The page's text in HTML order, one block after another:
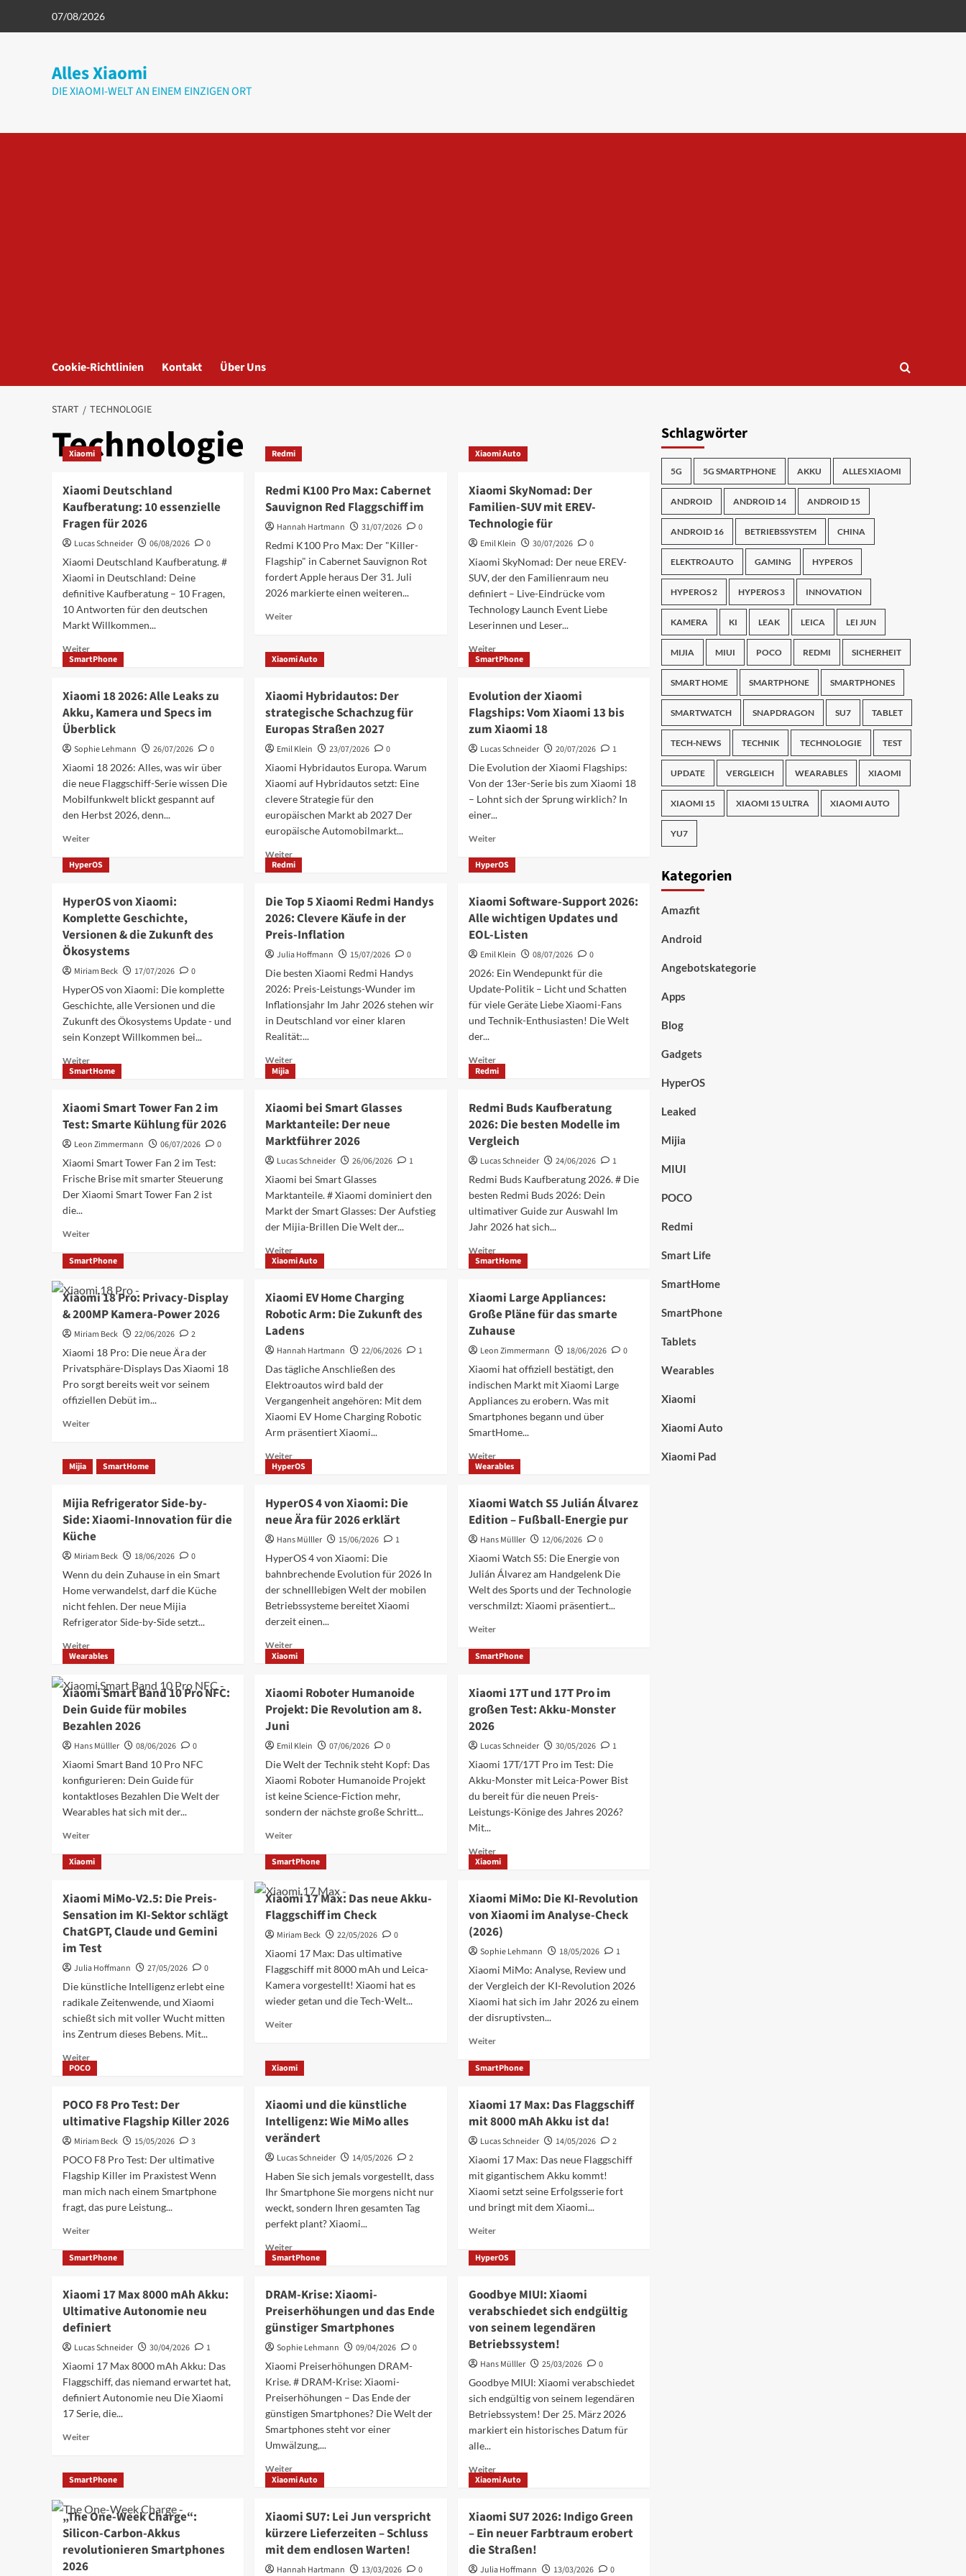
07/08/2026
Alles Xiaomi
DIE XIAOMI-WELT AN EINEM EINZIGEN ORT
Cookie-Richtlinien Kontakt Über Uns
START TECHNOLOGIE
Technologie
Xiaomi
Xiaomi Deutschland
Kaufberatung: 10 essenzielle
Fragen für 2026
Lucas Schneider 06/08/2026
0
Xiaomi Deutschland Kaufberatung. #
Xiaomi in Deutschland: Deine
definitive Kaufberatung – 10 Fragen,
10 Antworten für den deutschen
Markt Willkommen...
WeiterMehr
Informationen
Deutschland
Kaufberatung:
10
für
2026
Redmi
Redmi K100 Pro Max: Cabernet
Sauvignon Red Flaggschiff im
Hannah Hartmann 31/07/2026
0
Redmi K100 Pro Max: Der "Killer-
Flagship" in Cabernet Sauvignon Rot
fordert Apple heraus Der 31. Juli
2026 markierte einen weiteren...
WeiterMehr
Redmi
K100
Max:
Cabernet
Sauvignon
Red
Flaggschiff
im
Xiaomi Auto
Xiaomi SkyNomad: Der
Familien-SUV mit EREV-
Technologie für
Emil Klein 30/07/2026
0
Xiaomi SkyNomad: Der neue EREV-
SUV, der den Familienraum neu
definiert – Live-Eindrücke vom
Technology Launch Event Liebe
Leserinnen und Leser...
WeiterMehr
Informationen
SkyNomad:
Der
Familien-
EREV-
Technologie
für
SmartPhone
Xiaomi 18 2026: Alle Leaks zu
Akku, Kamera und Specs im
Überblick
Sophie Lehmann 26/07/2026
0
Xiaomi 18 2026: Alles, was wir über
die neue Flaggschiff-Serie wissen Die
Mobilfunkwelt blickt gespannt auf
den Herbst 2026, denn...
WeiterMehr
über
2026:
Alle
Leaks
Akku,
Kamera
und
Specs
Überblick
Xiaomi Auto
Xiaomi Hybridautos: Der
strategische Schachzug für
Europas Straßen 2027
Emil Klein 23/07/2026
0
Xiaomi Hybridautos Europa. Warum
Xiaomi auf Hybridautos setzt: Eine
clevere Strategie für den
europäischen Markt ab 2027 Der
europäische Automobilmarkt...
WeiterMehr
Informationen
Hybridautos:
Der
strategische
Europas
Straßen
2027
SmartPhone
Evolution der Xiaomi
Flagships: Vom Xiaomi 13 bis
zum Xiaomi 18
Lucas Schneider 20/07/2026
1
Die Evolution der Xiaomi Flagships:
Von der 13er-Serie bis zum Xiaomi 18
– Lohnt sich der Sprung wirklich? In
einer...
WeiterMehr
über
Xiaomi
Flagships:
Vom
13
bis
zum
Xiaomi
HyperOS
HyperOS von Xiaomi:
Komplette Geschichte,
Versionen & die Zukunft des
Ökosystems
Miriam Beck 17/07/2026
0
HyperOS von Xiaomi: Die komplette
Geschichte, alle Versionen und die
Zukunft des Ökosystems Update - und
sein Konzept Willkommen bei...
WeiterMehr
Informationen
von
Xiaomi:
Komplette
Versionen
&
die
Ökosystems
Redmi
Die Top 5 Xiaomi Redmi Handys
2026: Clevere Käufe in der
Preis-Inflation
Julia Hoffmann 15/07/2026
0
Die besten Xiaomi Redmi Handys
2026: Preis-Leistungs-Wunder im
Inflationsjahr Im Jahr 2026 stehen wir
in Deutschland vor einer klaren
Realität:...
WeiterMehr
Top
5
Xiaomi
Handys
2026:
Clevere
Käufe
in
der
Preis-
Inflation
HyperOS
Xiaomi Software-Support 2026:
Alle wichtigen Updates und
EOL-Listen
Emil Klein 08/07/2026
0
2026: Ein Wendepunkt für die
Update-Politik – Licht und Schatten
für viele Geräte Liebe Xiaomi-Fans
und Technik-Enthusiasten! Die Welt
der...
WeiterMehr
Informationen
Software-
Support
2026:
wichtigen
Updates
und
EOL-
Listen
SmartHome
Xiaomi Smart Tower Fan 2 im
Test: Smarte Kühlung für 2026
Leon Zimmermann 06/07/2026
0
Xiaomi Smart Tower Fan 2 im Test:
Frische Brise mit smarter Steuerung
Der Xiaomi Smart Tower Fan 2 ist
die...
WeiterMehr
über
Smart
Tower
Fan
Test:
Smarte
Kühlung
für
Mijia
Xiaomi bei Smart Glasses
Marktanteile: Der neue
Marktführer 2026
Lucas Schneider 26/06/2026
1
Xiaomi bei Smart Glasses
Marktanteile. # Xiaomi dominiert den
Markt der Smart Glasses: Der Aufstieg
der Mijia-Brillen Die Welt der...
WeiterMehr
Informationen
bei
Smart
Glasses
neue
Marktführer
2026
Redmi
Redmi Buds Kaufberatung
2026: Die besten Modelle im
Vergleich
Lucas Schneider 24/06/2026
1
Redmi Buds Kaufberatung 2026. # Die
besten Redmi Buds 2026: Dein
ultimativer Guide zur Auswahl Im
Jahr 2026 hat sich...
WeiterMehr
Informationen
Buds
Kaufberatung
2026:
Modelle
im
Vergleich
SmartPhone
Xiaomi 18 Pro: Privacy-Display
& 200MP Kamera-Power 2026
Miriam Beck 22/06/2026
2
Xiaomi 18 Pro: Die neue Ära der
Privatsphäre-Displays Das Xiaomi 18
Pro sorgt bereits weit vor seinem
offiziellen Debüt im...
WeiterMehr
Xiaomi
18
Privacy-
Display
200MP
Kamera-
Power
Xiaomi Auto
Xiaomi EV Home Charging
Robotic Arm: Die Zukunft des
Ladens
Hannah Hartmann 22/06/2026
1
Das tägliche Anschließen des
Elektroautos wird bald der
Vergangenheit angehören: Mit dem
Xiaomi EV Home Charging Robotic
Arm präsentiert Xiaomi...
WeiterMehr
Informationen
EV
Home
Charging
Arm:
Die
Zukunft
des
Ladens
SmartHome
Xiaomi Large Appliances:
Große Pläne für das smarte
Zuhause
Leon Zimmermann 18/06/2026
0
Xiaomi hat offiziell bestätigt, den
indischen Markt mit Xiaomi Large
Appliances zu erobern. Was mit
Smartphones begann und über
SmartHome...
WeiterMehr
Informationen
Large
Appliances:
Große
für
das
smarte
Zuhause
Mijia SmartHome
Mijia Refrigerator Side-by-
Side: Xiaomi-Innovation für die
Küche
Miriam Beck 18/06/2026
0
Wenn du dein Zuhause in ein Smart
Home verwandelst, darf die Küche
nicht fehlen. Der neue Mijia
Refrigerator Side-by-Side setzt...
WeiterMehr
Informationen
Mijia
Refrigerator
Side-
by-
Innovation
für
die
Küche
HyperOS
HyperOS 4 von Xiaomi: Die
neue Ära für 2026 erklärt
Hans Mülller 15/06/2026
1
HyperOS 4 von Xiaomi: Die
bahnbrechende Evolution für 2026 In
der schnelllebigen Welt der mobilen
Betriebssysteme bereitet Xiaomi
derzeit einen...
WeiterMehr
Informationen
4
von
neue
Ära
für
2026
erklärt
Wearables
Xiaomi Watch S5 Julián Álvarez
Edition – Fußball-Energie pur
Hans Mülller 12/06/2026
0
Xiaomi Watch S5: Die Energie von
Julián Álvarez am Handgelenk Die
Welt des Sports und der Technologie
verschmilzt: Xiaomi präsentiert...
WeiterMehr
über
S5
Julián
–
Fußball-
Energie
pur
Wearables
Xiaomi Smart Band 10 Pro NFC:
Dein Guide für mobiles
Bezahlen 2026
Hans Mülller 08/06/2026
0
Xiaomi Smart Band 10 Pro NFC
konfigurieren: Dein Guide für
kontaktloses Bezahlen Die Welt der
Wearables hat sich mit der...
WeiterMehr
über
Band
10
Pro
NFC:
Dein
Guide
für
mobiles
2026
Xiaomi
Xiaomi Roboter Humanoide
Projekt: Die Revolution am 8.
Juni
Emil Klein 07/06/2026
0
Die Welt der Technik steht Kopf: Das
Xiaomi Roboter Humanoide Projekt
ist keine Science-Fiction mehr,
sondern der nächste große Schritt...
WeiterMehr
über
Roboter
Humanoide
Projekt:
am
8.
Juni
SmartPhone
Xiaomi 17T und 17T Pro im
großen Test: Akku-Monster
2026
Lucas Schneider 30/05/2026
1
Xiaomi 17T/17T Pro im Test: Die
Akku-Monster mit Leica-Power Bist
du bereit für die neuen Preis-
Leistungs-Könige des Jahres 2026?
Mit...
WeiterMehr
Informationen
17T
und
17T
großen
Test:
Akku-
Monster
Xiaomi
Xiaomi MiMo-V2.5: Die Preis-
Sensation im KI-Sektor schlägt
ChatGPT, Claude und Gemini
im Test
Julia Hoffmann 27/05/2026
0
Die künstliche Intelligenz erlebt eine
radikale Zeitenwende, und Xiaomi
schießt sich mit voller Wucht mitten
ins Zentrum dieses Bebens. Mit...
WeiterMehr
Informationen
MiMo-
V2.5:
Die
Sensation
im
KI-
Sektor
ChatGPT,
und
im
Test
SmartPhone
Xiaomi 17 Max: Das neue Akku-
Flaggschiff im Check
Miriam Beck 22/05/2026
0
Xiaomi 17 Max: Das ultimative
Flaggschiff mit 8000 mAh und Leica-
Kamera vorgestellt! Xiaomi hat es
wieder getan und die Tech-Welt...
WeiterMehr
Xiaomi
17
Das
neue
Akku-
Flaggschiff
im
Check
Xiaomi
Xiaomi MiMo: Die KI-Revolution
von Xiaomi im Analyse-Check
(2026)
Sophie Lehmann 18/05/2026
1
Xiaomi MiMo: Analyse, Review und
der Vergleich der KI-Revolution 2026
Xiaomi hat sich im Jahr 2026 zu einem
der disruptivsten...
WeiterMehr
über
Die
KI-
Xiaomi
im
Analyse-
Check
POCO
POCO F8 Pro Test: Der
ultimative Flagship Killer 2026
Miriam Beck 15/05/2026
3
POCO F8 Pro Test: Der ultimative
Flagship Killer im Praxistest Wenn
man mich nach einem Smartphone
fragt, das pure Leistung...
WeiterMehr
über
Pro
Test:
Der
Flagship
Killer
2026
Xiaomi
Xiaomi und die künstliche
Intelligenz: Wie MiMo alles
verändert
Lucas Schneider 14/05/2026
2
Haben Sie sich jemals vorgestellt, dass
Ihr Smartphone Sie morgens nicht nur
weckt, sondern Ihren gesamten Tag
perfekt plant? Xiaomi...
WeiterMehr
Informationen
und
die
künstliche
MiMo
alles
verändert
SmartPhone
Xiaomi 17 Max: Das Flaggschiff
mit 8000 mAh Akku ist da!
Lucas Schneider 14/05/2026
2
Xiaomi 17 Max: Das neue Flaggschiff
mit gigantischem Akku kommt!
Xiaomi setzt seine Erfolgsserie fort
und bringt mit dem Xiaomi...
WeiterMehr
über
Max:
Das
Flaggschiff
mit
8000
mAh
Akku
ist
da!
SmartPhone
Xiaomi 17 Max 8000 mAh Akku:
Ultimative Autonomie neu
definiert
Lucas Schneider 30/04/2026
1
Xiaomi 17 Max 8000 mAh Akku: Das
Flaggschiff, das niemand erwartet hat,
definiert Autonomie neu Die Xiaomi
17 Serie, die...
WeiterMehr
Xiaomi
17
Max
8000
mAh
Akku:
Ultimative
SmartPhone
DRAM-Krise: Xiaomi-
Preiserhöhungen und das Ende
günstiger Smartphones
Sophie Lehmann 09/04/2026
0
Xiaomi Preiserhöhungen DRAM-
Krise. # DRAM-Krise: Xiaomi-
Preiserhöhungen – Das Ende der
günstigen Smartphones? Die Welt der
Smartphones steht vor einer
Umwälzung,...
WeiterMehr
Informationen
Krise:
Xiaomi-
Preiserhöhungen
HyperOS
Goodbye MIUI: Xiaomi
verabschiedet sich endgültig
von seinem legendären
Betriebssystem!
Hans Mülller 25/03/2026
0
Goodbye MIUI: Xiaomi verabschiedet
sich endgültig von seinem legendären
Betriebssystem! Der 25. März 2026
markiert ein historisches Datum für
alle...
WeiterMehr
Informationen
MIUI:
Xiaomi
verabschiedet
SmartPhone
„The One-Week Charge“:
Silicon-Carbon-Akkus
revolutionieren Smartphones
2026
Xiaomi Auto
Xiaomi SU7: Lei Jun verspricht
kürzere Lieferzeiten – Schluss
mit dem endlosen Warten!
Hannah Hartmann 13/03/2026 0
Xiaomi Auto
Xiaomi SU7 2026: Indigo Green
– Ein neuer Farbtraum erobert
die Straßen!
Julia Hoffmann 13/03/2026 0
Schlagwörter
5G 5G SMARTPHONE AKKU ALLES XIAOMI
ANDROID ANDROID 14 ANDROID 15
ANDROID 16 BETRIEBSSYSTEM CHINA
ELEKTROAUTO GAMING HYPEROS
HYPEROS 2 HYPEROS 3 INNOVATION
KAMERA KI LEAK LEICA LEI JUN
MIJIA MIUI POCO REDMI SICHERHEIT
SMART HOME SMARTPHONE SMARTPHONES
SMARTWATCH SNAPDRAGON SU7 TABLET
TECH-NEWS TECHNIK TECHNOLOGIE TEST
UPDATE VERGLEICH WEARABLES XIAOMI
XIAOMI 15 XIAOMI 15 ULTRA XIAOMI AUTO
YU7
Kategorien
Amazfit
Android
Angebotskategorie
Apps
Blog
Gadgets
HyperOS
Leaked
Mijia
MIUI
POCO
Redmi
Smart Life
SmartHome
SmartPhone
Tablets
Wearables
Xiaomi
Xiaomi Auto
Xiaomi Pad